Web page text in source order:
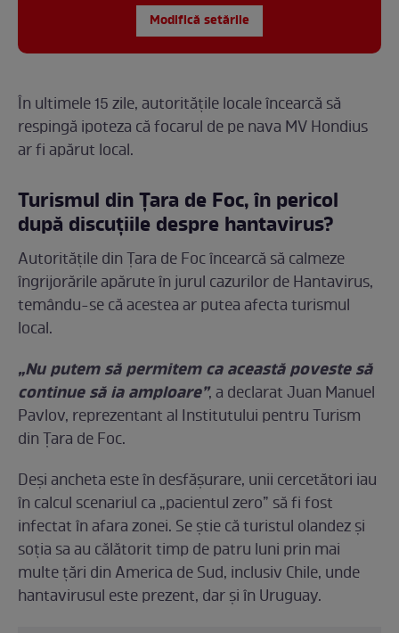
Modifică setările
În ultimele 15 zile, autoritățile locale încearcă să
respingă ipoteza că focarul de pe nava MV Hondius
ar fi apărut local.
Turismul din Țara de Foc, în pericol
după discuțiile despre hantavirus?
Autoritățile din Țara de Foc încearcă să calmeze
îngrijorările apărute în jurul cazurilor de Hantavirus,
temându-se că acestea ar putea afecta turismul
local.
„Nu putem să permitem ca această poveste să
continue să ia amploare”, a declarat Juan Manuel
Pavlov, reprezentant al Institutului pentru Turism
din Țara de Foc.
Deși ancheta este în desfășurare, unii cercetători iau
în calcul scenariul ca „pacientul zero” să fi fost
infectat în afara zonei. Se știe că turistul olandez și
soția sa au călătorit timp de patru luni prin mai
multe țări din America de Sud, inclusiv Chile, unde
hantavirusul este prezent, dar și în Uruguay.